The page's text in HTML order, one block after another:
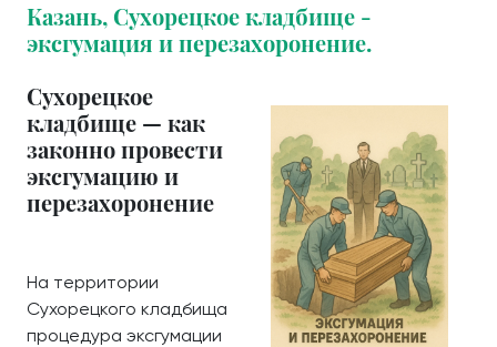
Казань, Сухорецкое кладбище -
эксгумация и перезахоронение.
Сухорецкое
кладбище — как
законно провести
эксгумацию и
перезахоронение
На территории
Сухорецкого кладбища
процедура эксгумации